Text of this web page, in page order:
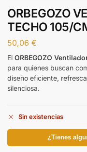
ORBEGOZO
TECHO 105/
50,06 €
El ORBEGOZO
para quienes buscan
diseño eficiente,
silenciosa.
Sin existencias
¿Tienes